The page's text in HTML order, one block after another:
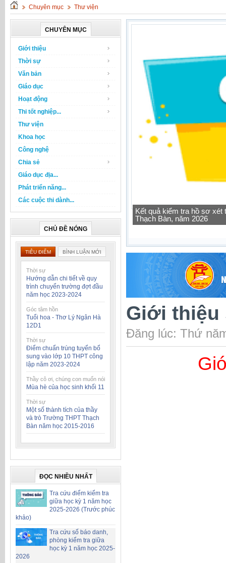
Chuyên mục Thư viện
CHUYÊN MỤC
Giới thiệu
Thời sự
Văn bản
Giáo dục
Hoạt động
Thi tốt nghiệp...
Thư viện
Khoa học
Công nghệ
Chia sẻ
Giáo dục địa...
Phát triển năng...
Các cuộc thi dành...
CHỦ ĐỀ NÓNG
TIÊU ĐIỂM BÌNH LUẬN MỚI
Thời sự
Hướng dẫn chi tiết về quy
trình chuyển trường đợt đầu
năm học 2023-2024
Góc tâm hồn
Tuổi hoa - Thơ Lý Ngân Hà
12D1
Thời sự
Điểm chuẩn trúng tuyển bổ
sung vào lớp 10 THPT công
lập năm 2023-2024
Thầy cô ơi, chúng con muốn nói
Mùa hè của học sinh khối 11
Thời sự
Một số thành tích của thầy
và trò Trường THPT Thạch
Bàn năm học 2015-2016
ĐỌC NHIỀU NHẤT
Tra cứu điểm kiểm tra
giữa học kỳ 1 năm học
2025-2026 (Trước phúc
khảo)
Tra cứu số báo danh,
phòng kiểm tra giữa
học kỳ 1 năm học 2025-
2026
Kết quả kiểm tra hồ sơ
Thạch Bàn, năm 2026
Tra cứu thông tin lớp học
Giới thiệu
Đăng lúc: Thứ